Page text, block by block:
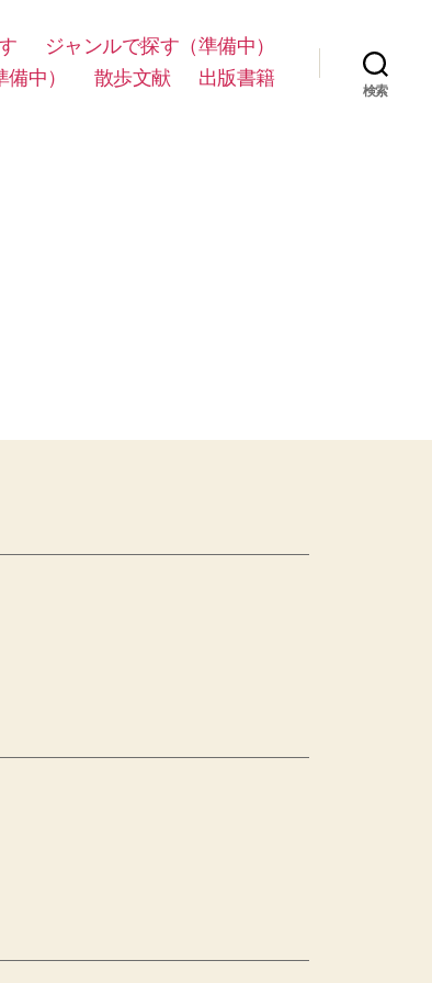
ジャンルで探す（準備中）
中）
散歩文献 出版書籍
検索